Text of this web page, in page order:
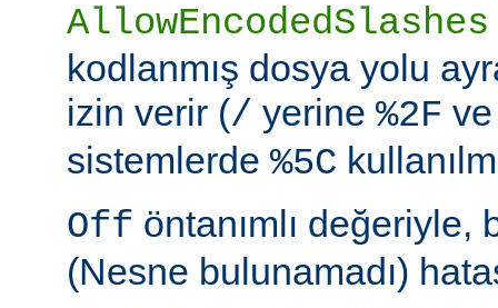
AllowEncodedSlashes
kodlanmış dosya yolu
izin verir (/ yerine %2F
sistemlerde %5C
Off öntanımlı değeriyle,
(Nesne bulunamadı)